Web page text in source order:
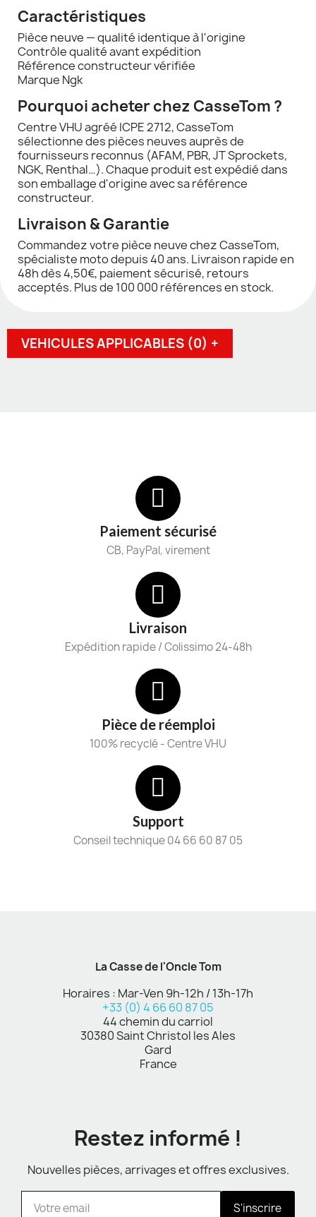
Caractéristiques
Pièce neuve — qualité identique à l'origine
Contrôle qualité avant expédition
Référence constructeur vérifiée
Marque Ngk
Pourquoi acheter chez CasseTom ?
Centre VHU agréé ICPE 2712, CasseTom
sélectionne des pièces neuves auprès de
fournisseurs reconnus (AFAM, PBR, JT Sprockets,
NGK, Renthal…). Chaque produit est expédié dans
son emballage d'origine avec sa référence
constructeur.
Livraison & Garantie
Commandez votre pièce neuve chez CasseTom,
spécialiste moto depuis 40 ans. Livraison rapide en
48h dès 4,50€, paiement sécurisé, retours
acceptés. Plus de 100 000 références en stock.
VEHICULES APPLICABLES (0) +
Paiement sécurisé
CB, PayPal, virement
Livraison
Expédition rapide / Colissimo 24-48h
Pièce de réemploi
100% recyclé - Centre VHU
Support
Conseil technique 04 66 60 87 05
La Casse de l'Oncle Tom
Horaires : Mar-Ven 9h-12h / 13h-17h
+33 (0) 4 66 60 87 05
44 chemin du carriol
30380 Saint Christol les Ales
Gard
France
Restez informé !
Nouvelles pièces, arrivages et offres exclusives.
S'inscrire